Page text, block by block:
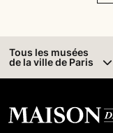
Tous les musées
de la ville de Paris